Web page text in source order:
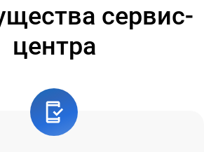
сервис-
центра